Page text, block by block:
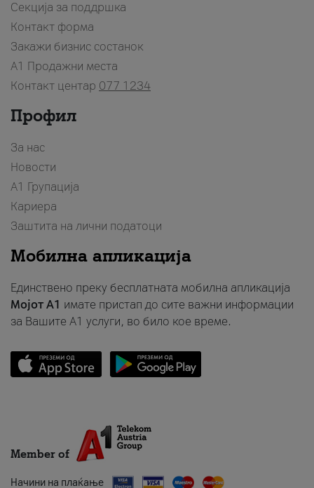
Секција за поддршка
Контакт форма
Закажи бизнис состанок
A1 Продажни места
Контакт центар 077 1234
Профил
За нас
Новости
А1 Групација
Кариера
Заштита на лични податоци
Мобилна апликација
Единствено преку бесплатната мобилна апликација
Мојот A1 имате пристап до сите важни информации
за Вашите A1 услуги, во било кое време.
Member of
Начини на плаќање